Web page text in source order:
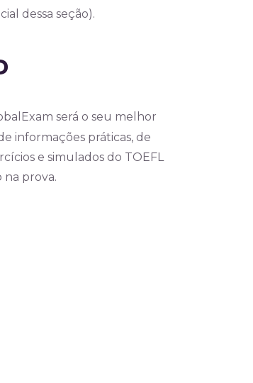
dessa seção).
será o seu melhor
informações práticas, de
e simulados do TOEFL
prova.